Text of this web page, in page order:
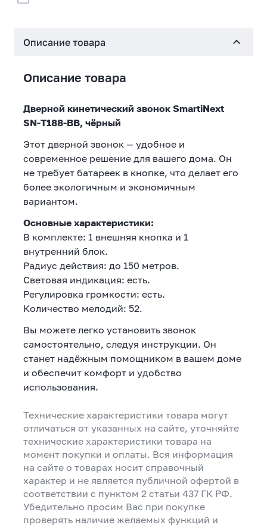
Описание товара
Описание товара
Дверной кинетический звонок SmartiNext
SN-T188-BB, чёрный
Этот дверной звонок — удобное и
современное решение для вашего дома. Он
не требует батареек в кнопке, что делает его
более экологичным и экономичным
вариантом.
Основные характеристики:
В комплекте: 1 внешняя кнопка и 1
внутренний блок.
Радиус действия: до 150 метров.
Световая индикация: есть.
Регулировка громкости: есть.
Количество мелодий: 52.
Вы можете легко установить звонок
самостоятельно, следуя инструкции. Он
станет надёжным помощником в вашем доме
и обеспечит комфорт и удобство
использования.
Технические характеристики товара могут
отличаться от указанных на сайте, уточняйте
технические характеристики товара на
момент покупки и оплаты. Вся информация
на сайте о товарах носит справочный
характер и не является публичной офертой в
соответствии с пунктом 2 статьи 437 ГК РФ.
Убедительно просим Вас при покупке
проверять наличие желаемых функций и